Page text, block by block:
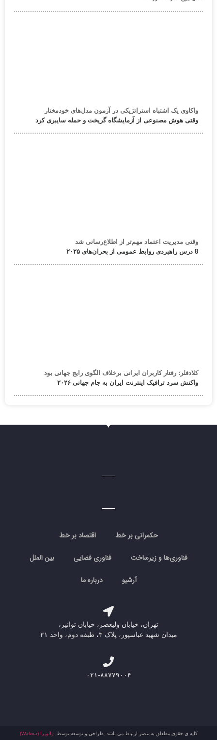
واکاوی یک اشتباه استراتژیکی در آزمون مدل‌های خودمختار
وقتی هوش مصنوعی از آزمایشگاه گریخت و حمله سایبری کرد
وقتی مدیریت اعتماد مهم‌تر از اطلاع‌رسانی شد
8 درس راهبردی روابط عمومی از بحران‌های ۲۰۲۵
کلادفلر: رفتار کاربران ایرانی برخلاف الگوی رایج جهانی بود
واکنش سرد ترافیک اینترنت ایران به جام جهانی ۲۰۲۶
حکمرانی بر خط اقتصاد بر خط
فناوری‌ها و زیرساخت فناوری فضایی بین الملل
آرشیو درباره ما
تهران، خیابان ولیعصر، خیابان توانیر،
میدان شهید عباسپور، پلاک ۳، طبقه دوم، واحد ۲۱
۰۲۱-۸۸۷۷۹۰۰۴
کلیه ی حقوق مطعلق به عصر ارتباط می باشد. طراحی و توسعه توسط والویرا (Walvira)